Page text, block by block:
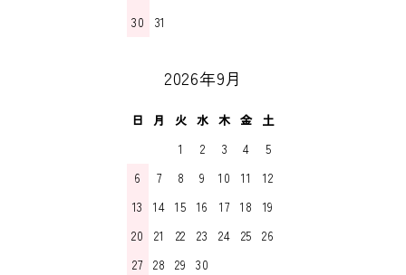
30
31
2026年9月
日 月 火 水 木 金 土
1
2 3 4
5
6
7 8 9 10 11
12
13
14 15 16 17 18
19
20
21 22 23 24 25
26
27
28 29 30